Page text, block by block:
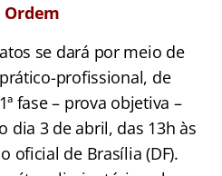
Ordem
se dará por meio de
profissional, de
fase – prova objetiva –
dia 3 de abril, das 13h às
oficial de Brasília (DF).